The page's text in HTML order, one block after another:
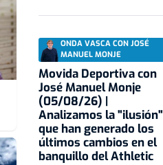
ONDA VASCA CON JOSÉ
MANUEL MONJE
Movida Deportiva con
José Manuel Monje
(05/08/26) |
Analizamos la "ilusión"
que han generado los
últimos cambios en el
banquillo del Athletic